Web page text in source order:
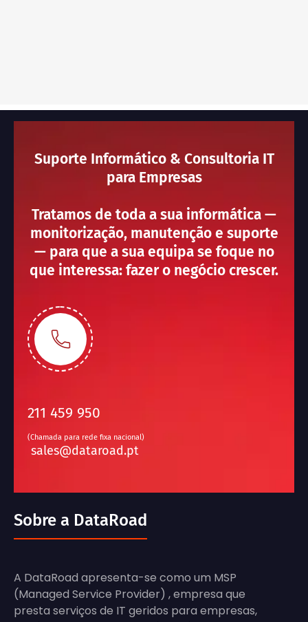
Suporte Informático & Consultoria IT
para Empresas
Tratamos de toda a sua informática —
monitorização, manutenção e suporte
— para que a sua equipa se foque no
que interessa: fazer o negócio crescer.
211 459 950
(Chamada para rede fixa nacional)
sales@dataroad.pt
Sobre a DataRoad
A DataRoad apresenta-se como um MSP
(Managed Service Provider) , empresa que
presta serviços de IT geridos para empresas,